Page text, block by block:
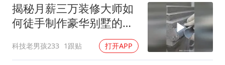
揭秘月薪三万装修大师如
何徒手制作豪华别墅的罗
科技老男孩233 1跟贴 打开APP